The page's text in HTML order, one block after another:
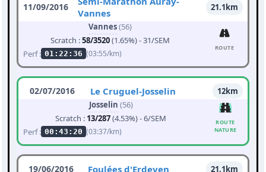
11/09/2016
Vannes
21.1km
Vannes(56)
Scratch :58/3520(1.65%) - 31/SEM
Perf : 01:22:36 (03:55/km)
ROUTE
02/07/2016 Le Cruguel-Josselin
12km
Josselin (56)
Scratch : 13/287(4.53%) - 6/SEM
Perf : 00:43:20 (03:37/km)
ROUTE
NATURE
19/06/2016 Foulées d'Erdeven
21.1km